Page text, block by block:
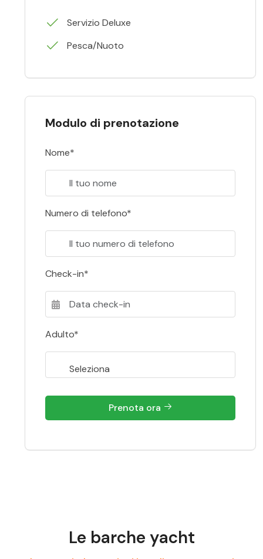
Servizio Deluxe
Pesca/Nuoto
Modulo di prenotazione
Nome*
Numero di telefono*
Check-in*
Adulto*
Prenota ora
Le barche yacht